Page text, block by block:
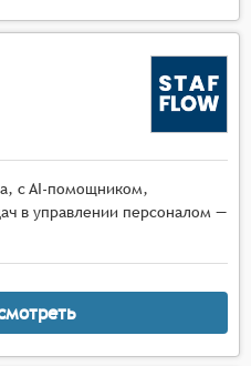
c AI-помощником,
в управлении персоналом —